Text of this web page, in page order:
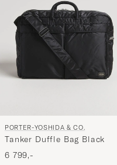
PORTER-YOSHIDA & CO.
Tanker Duffle Bag Black
6 799,-